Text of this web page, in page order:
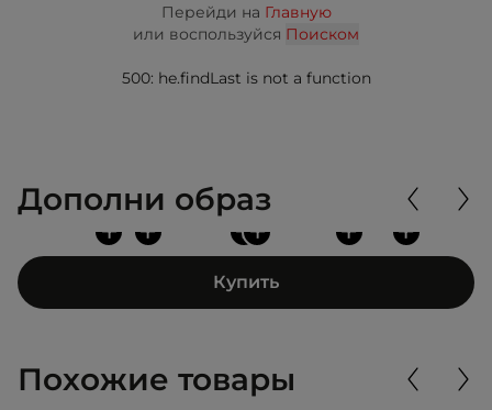
Перейди на Главную
или воспользуйся Поиском
500: he.findLast is not a function
Дополни образ
+
+
+ + +
+
Купить
Похожие товары